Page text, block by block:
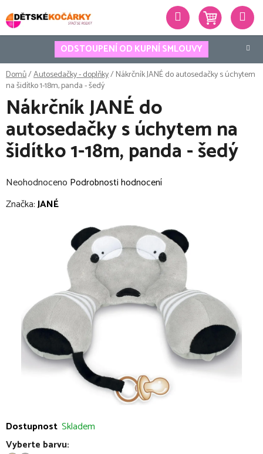
na
obsah
ODSTOUPENÍ OD KUPNÍ SMLOUVY
Hledat
Domů/Autosedačky - doplňky/Nákrčník JANÉ do autosedačky s úchytem
na šidítko 1-18m, panda - šedý
Dostupnost Skladem
Vyberte barvu:
Nákrčník JANÉ do
autosedačky s úchytem na
šidítko 1-18m, panda - šedý
Průměrné
hodnocení
Neohodnoceno Podrobnosti hodnocení
Značka:JANÉ